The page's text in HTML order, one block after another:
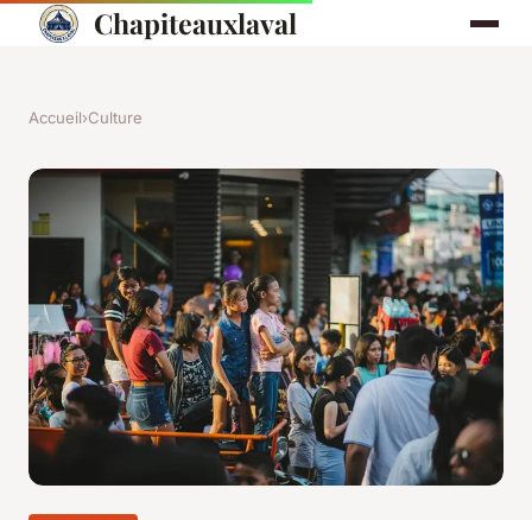
Chapiteauxlaval
Accueil›Culture